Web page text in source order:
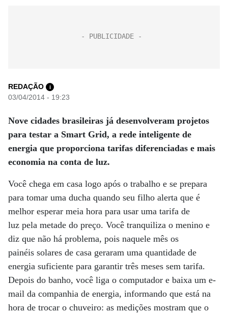
REDAÇÃO i
03/04/2014 - 19:23
Nove cidades brasileiras já desenvolveram projetos
para testar a Smart Grid, a rede inteligente de
energia que proporciona tarifas diferenciadas e mais
economia na conta de luz.
Você chega em casa logo após o trabalho e se prepara
para tomar uma ducha quando seu filho alerta que é
melhor esperar meia hora para usar uma tarifa de
luz pela metade do preço. Você tranquiliza o menino e
diz que não há problema, pois naquele mês os
painéis solares de casa geraram uma quantidade de
energia suficiente para garantir três meses sem tarifa.
Depois do banho, você liga o computador e baixa um e-
mail da companhia de energia, informando que está na
hora de trocar o chuveiro: as medições mostram que o